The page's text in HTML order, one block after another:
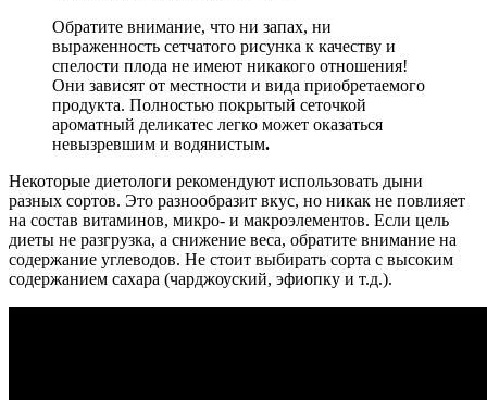
Обратите внимание, что ни запах, ни
выраженность сетчатого рисунка к качеству и
спелости плода не имеют никакого отношения!
Они зависят от местности и вида приобретаемого
продукта. Полностью покрытый сеточкой
ароматный деликатес легко может оказаться
невызревшим и водянистым.
Некоторые диетологи рекомендуют использовать дыни
разных сортов. Это разнообразит вкус, но никак не повлияет
на состав витаминов, микро- и макроэлементов. Если цель
диеты не разгрузка, а снижение веса, обратите внимание на
содержание углеводов. Не стоит выбирать сорта с высоким
содержанием сахара (чарджоуский, эфиопку и т.д.).